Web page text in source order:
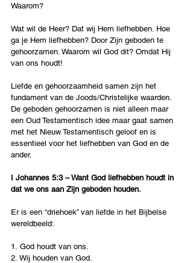
Waarom?
Wat wil de Heer? Dat wij Hem liefhebben. Hoe
ga je Hem liefhebben? Door Zijn geboden te
gehoorzamen. Waarom wil God dit? Omdat Hij
van ons houdt!
Liefde en gehoorzaamheid samen zijn het
fundament van de Joods/Christelijke waarden.
De geboden gehoorzamen is niet alleen maar
een Oud Testamentisch idee maar gaat samen
met het Nieuw Testamentisch geloof en is
essentieel voor het liefhebben van God en de
ander.
I Johannes 5:3 – Want God liefhebben houdt in
dat we ons aan Zijn geboden houden.
Er is een “driehoek” van liefde in het Bijbelse
wereldbeeld:
1.⁠ ⁠God houdt van ons.
2.⁠ ⁠Wij houden van God.